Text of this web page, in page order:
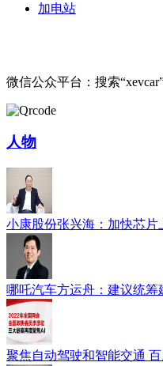
加电站
微信公众平台：搜索
人物
小康股份张兴海：加快芯
哪吒汽车方运舟：建议统
聚焦自动驾驶和智能交通